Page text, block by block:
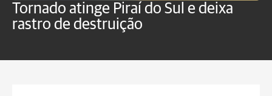
Tornado atinge Piraí do Sul e deixa
rastro de destruição